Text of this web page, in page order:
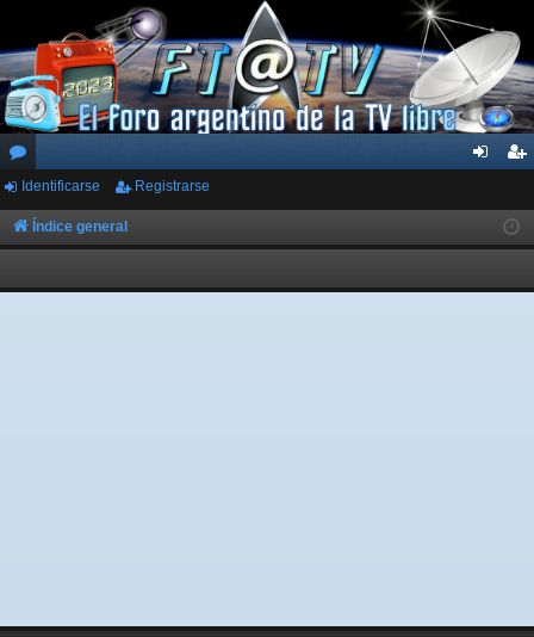
or
os
ar
ist
rs
Identificarse Registrarse
Índice general